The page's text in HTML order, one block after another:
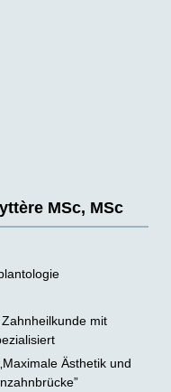
MSc, MSc
mit
Ästhetik und